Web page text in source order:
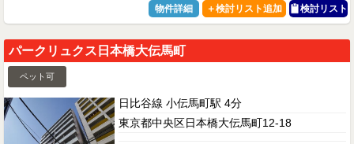
物件詳細 検討リスト
パークリュクス日本橋大伝馬町
ペット可
日比谷線 小伝馬町駅 4分
東京都中央区日本橋大伝馬町12-18